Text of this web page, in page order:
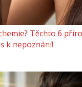
Těchto 6
k nepoznání!